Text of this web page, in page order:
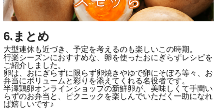
6.まとめ
大型連休も近づき、予定を考えるのも楽しいこの時期。
行楽シーズンにおすすめな、卵を使ったおにぎらずレシピを
ご紹介しました。
卵は、おにぎらずに限らず卵焼きやゆで卵にそぼろ等々、お
弁当にボリュームと彩りを添えてくれる名役者です。
半澤鶏卵オンラインショップの新鮮卵が、美味しくて手間い
らずのお弁当と、ピクニックを楽しんでいただく一助になれ
ば嬉しいです♪